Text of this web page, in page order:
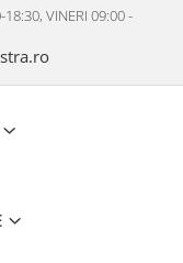
VINERI 09:00 -